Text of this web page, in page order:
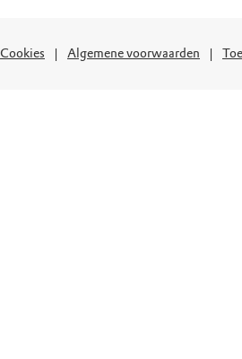
Cookies Algemene voorwaarden